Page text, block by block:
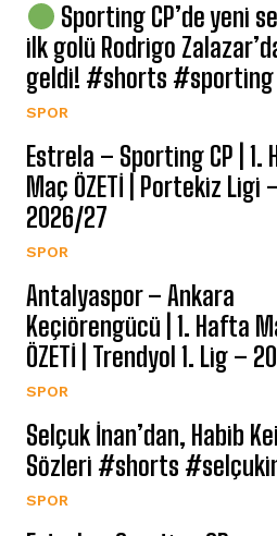
Sporting CP’de yeni
ilk golü Rodrigo
geldi! #shorts #sporting
SPOR
Estrela – Sporting CP | 1.
Maç ÖZETİ | Portekiz Ligi
2026/27
SPOR
Antalyaspor – Ankara
Keçiörengücü | 1. Hafta
ÖZETİ | Trendyol 1. Lig –
SPOR
Selçuk İnan’dan, Habib
Sözleri #shorts
SPOR